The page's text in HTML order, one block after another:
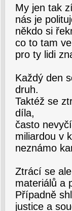
My jen tak
nás je
někdo si
co to tam
pro ty lidi
Každý den
druh.
Taktéž se
díla,
často
miliardou v
neznámo
Ztrácí se
materiálů a
Případně
justice a